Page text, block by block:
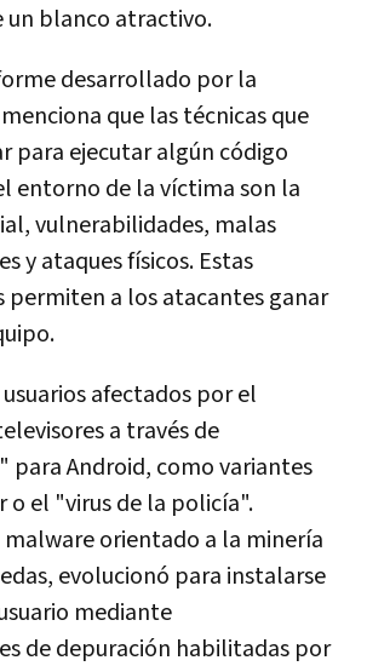
un blanco atractivo.
desarrollado por la
que las técnicas que
para ejecutar algún código
entorno de la víctima son la
vulnerabilidades, malas
y ataques físicos. Estas
a los atacantes ganar
afectados por el
a través de
para Android, como variantes
o el "virus de la policía".
malware orientado a la minería
evolucionó para instalarse
mediante
de depuración habilitadas por